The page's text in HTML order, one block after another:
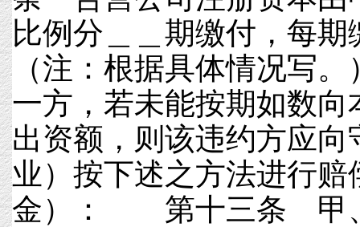
比例分＿＿期缴付，每
（注：根据具体情况
一方，若未能按期如数
出资额，则该违约方应
业）按下述之方法进行赔
金）： 第十三条 甲、